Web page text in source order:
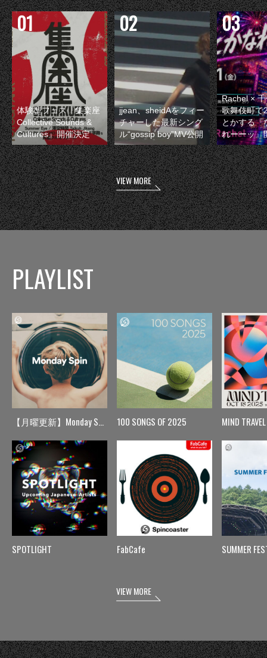
体験型フェス『集楽座
Collective Sounds &
Cultures』開催決定
jjean、sheidAをフィー
チャーした最新シング
ル“gossip boy”MV公開
Rachel ×
歌舞伎町で
とかする『
れーーッ』
VIEW MORE
PLAYLIST
【月曜更新】Monday Spin
SPOTLIGHT
100 SONGS OF 2025
FabCafe
MIND TRAVEL
SUMMER
VIEW MORE